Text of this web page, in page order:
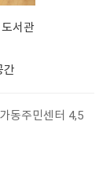
서관
간
동주민센터 4,5